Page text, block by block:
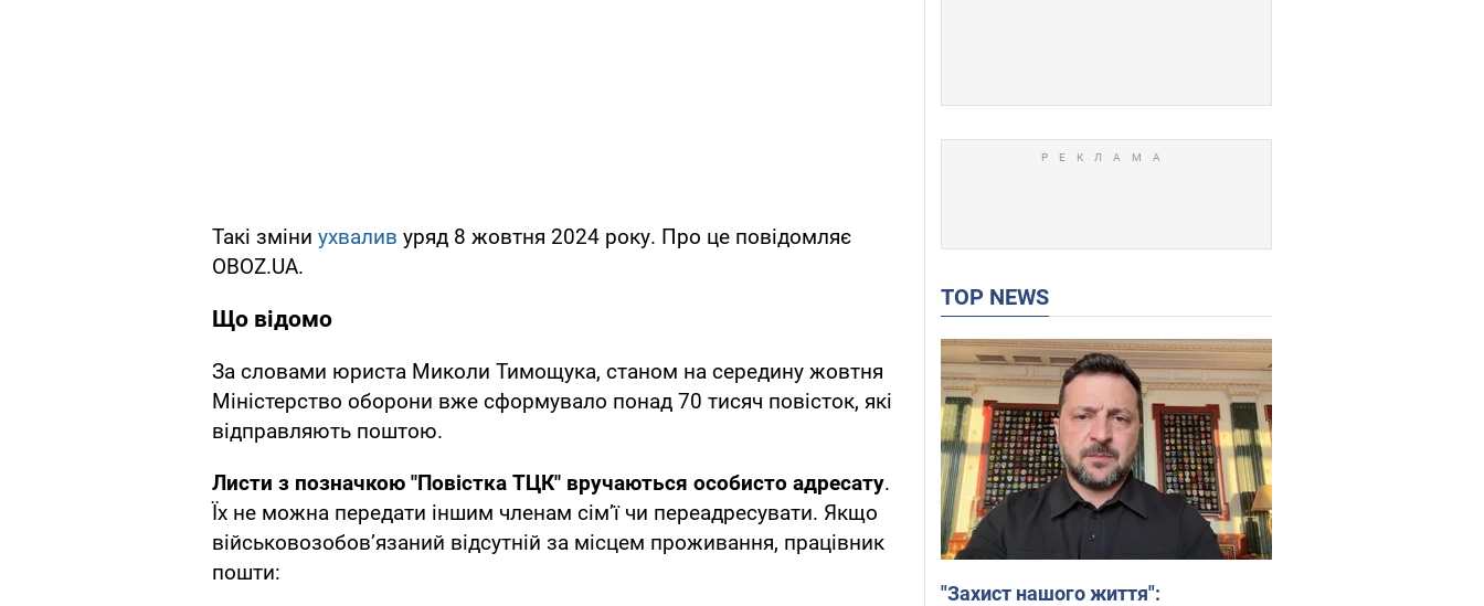
Такі зміни ухвалив уряд 8 жовтня 2024 року. Про це повідомляє
OBOZ.UA.
Що відомо
За словами юриста Миколи Тимощука, станом на середину жовтня
Міністерство оборони вже сформувало понад 70 тисяч повісток, які
відправляють поштою.
Листи з позначкою "Повістка ТЦК" вручаються особисто адресату.
Їх не можна передати іншим членам сім’ї чи переадресувати. Якщо
військовозобов’язаний відсутній за місцем проживання, працівник
пошти:
TOP NEWS
"Захист нашого життя":